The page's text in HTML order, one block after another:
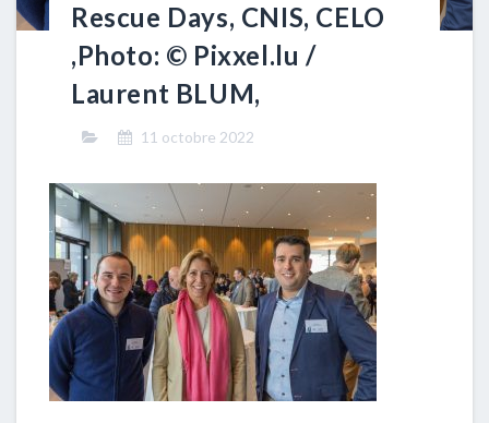
Rescue Days, CNIS, CELO
,Photo: © Pixxel.lu /
Laurent BLUM,
11 octobre 2022